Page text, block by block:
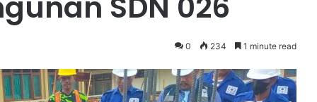
0 234 1 minute read